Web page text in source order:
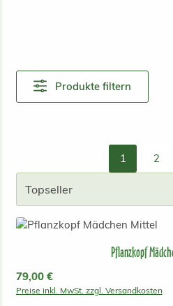
Produkte filtern
Seite
1 Seite
2
Pflanzkopf
Regulärer Preis:
79,00 €
Preise inkl. MwSt. zzgl. Versandkosten